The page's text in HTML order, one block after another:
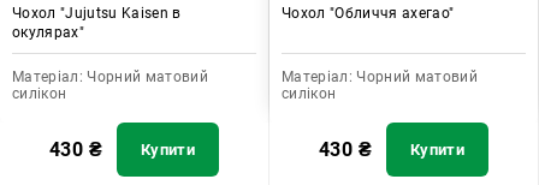
Чохол "Jujutsu Kaisen в
окулярах"
Матеріал: Чорний матовий
силікон
430 ₴ Купити
Чохол "Обличчя ахегао"
Матеріал: Чорний матовий
силікон
430 ₴ Купити